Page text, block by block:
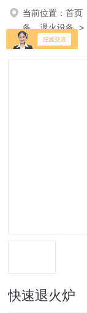
当前位置：首页
备、退火设备>
快速退火炉